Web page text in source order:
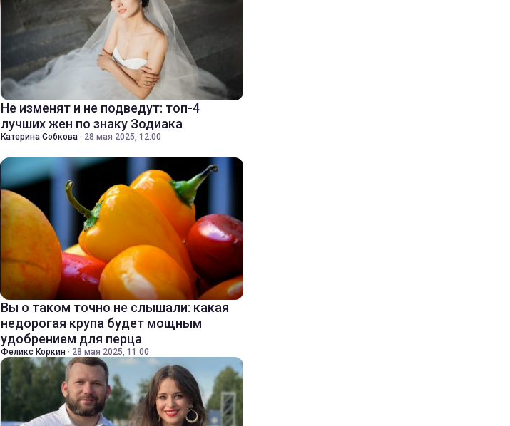
Не изменят и не подведут: топ-4
лучших жен по знаку Зодиака
Катерина Собкова · 28 мая 2025, 12:00
Вы о таком точно не слышали: какая
недорогая крупа будет мощным
удобрением для перца
Феликс Коркин · 28 мая 2025, 11:00